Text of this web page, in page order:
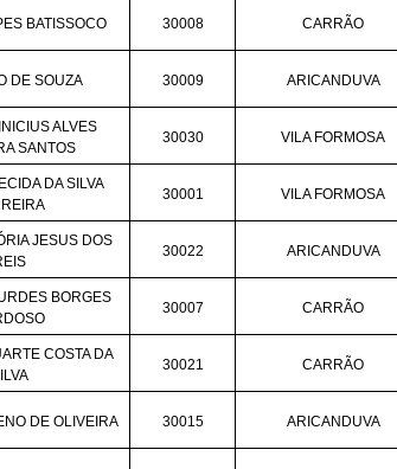
BATISSOCO 30008 CARRÃO
DE SOUZA 30009 ARICANDUVA
ALVES
SANTOS
30030 VILA FORMOSA
DA SILVA
30001 VILA FORMOSA
JESUS DOS
30022 ARICANDUVA
BORGES
30007 CARRÃO
COSTA DA
30021 CARRÃO
DE OLIVEIRA 30015 ARICANDUVA